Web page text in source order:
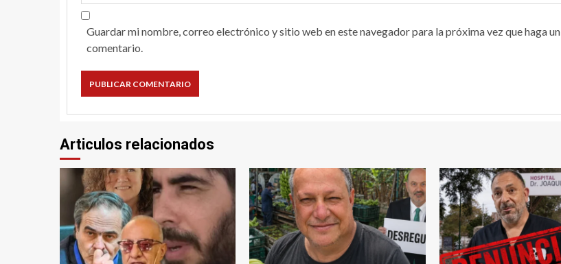
Guardar mi nombre, correo electrónico y sitio web en este navegador para la próxima vez que haga un
comentario.
Articulos relacionados